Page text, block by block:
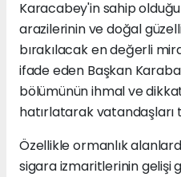
Karacabey'in sahip
arazilerinin ve doğal
bırakılacak en değerli
ifade eden Başkan
bölümünün ihmal ve
hatırlatarak
Özellikle ormanlık
sigara izmaritlerinin gelişi